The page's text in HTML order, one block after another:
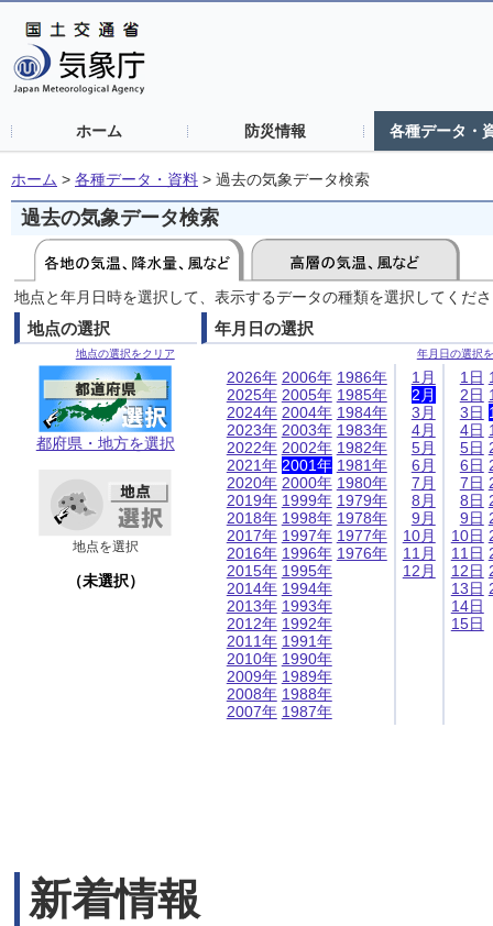
ホーム 防災情報 各種データ・
ホーム > 各種データ・資料 > 過去の気象データ検索
過去の気象データ検索
地点と年月日時を選択して、表示するデータの種類を選択してくだ
地点の選択
地点の選択をクリア
都府県・地方を選択
地点を選択
（未選択）
年月日の選択
年月日の選択
2026年
2025年
2024年
2023年
2022年
2021年
2020年
2019年
2018年
2017年
2016年
2015年
2014年
2013年
2012年
2011年
2010年
2009年
2008年
2007年
2006年
2005年
2004年
2003年
2002年
2001年
2000年
1999年
1998年
1997年
1996年
1995年
1994年
1993年
1992年
1991年
1990年
1989年
1988年
1987年
1986年
1985年
1984年
1983年
1982年
1981年
1980年
1979年
1978年
1977年
1976年
1月
2月
3月
4月
5月
6月
7月
8月
9月
10月
11月
12月
1日
2日
3日
4日
5日
6日
7日
8日
9日
10日
11日
12日
13日
14日
15日
新着情報